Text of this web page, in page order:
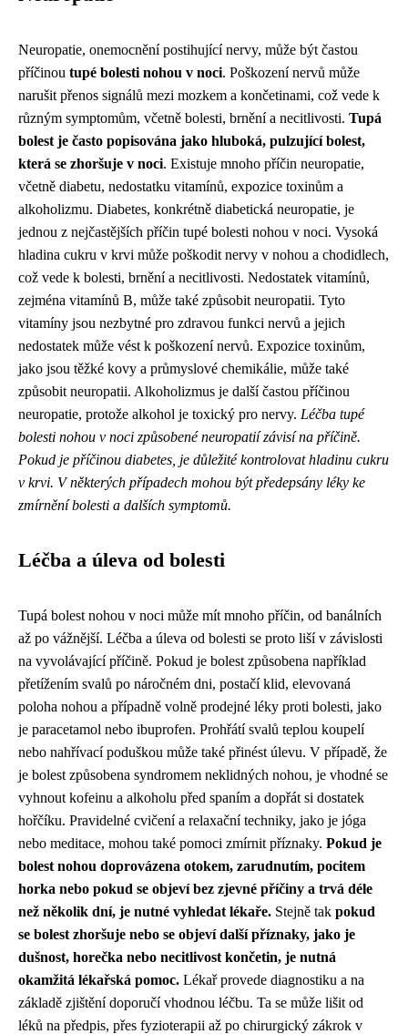
Neuropatie, onemocnění postihující nervy, může být častou
příčinou tupé bolesti nohou v noci. Poškození nervů může
narušit přenos signálů mezi mozkem a končetinami, což vede k
různým symptomům, včetně bolesti, brnění a necitlivosti. Tupá
bolest je často popisována jako hluboká, pulzující bolest,
která se zhoršuje v noci. Existuje mnoho příčin neuropatie,
včetně diabetu, nedostatku vitamínů, expozice toxinům a
alkoholizmu. Diabetes, konkrétně diabetická neuropatie, je
jednou z nejčastějších příčin tupé bolesti nohou v noci. Vysoká
hladina cukru v krvi může poškodit nervy v nohou a chodidlech,
což vede k bolesti, brnění a necitlivosti. Nedostatek vitamínů,
zejména vitamínů B, může také způsobit neuropatii. Tyto
vitamíny jsou nezbytné pro zdravou funkci nervů a jejich
nedostatek může vést k poškození nervů. Expozice toxinům,
jako jsou těžké kovy a průmyslové chemikálie, může také
způsobit neuropatii. Alkoholizmus je další častou příčinou
neuropatie, protože alkohol je toxický pro nervy. Léčba tupé
bolesti nohou v noci způsobené neuropatií závisí na příčině.
Pokud je příčinou diabetes, je důležité kontrolovat hladinu cukru
v krvi. V některých případech mohou být předepsány léky ke
zmírnění bolesti a dalších symptomů.
Léčba a úleva od bolesti
Tupá bolest nohou v noci může mít mnoho příčin, od banálních
až po vážnější. Léčba a úleva od bolesti se proto liší v závislosti
na vyvolávající příčině. Pokud je bolest způsobena například
přetížením svalů po náročném dni, postačí klid, elevovaná
poloha nohou a případně volně prodejné léky proti bolesti, jako
je paracetamol nebo ibuprofen. Prohřátí svalů teplou koupelí
nebo nahřívací poduškou může také přinést úlevu. V případě, že
je bolest způsobena syndromem neklidných nohou, je vhodné se
vyhnout kofeinu a alkoholu před spaním a dopřát si dostatek
hořčíku. Pravidelné cvičení a relaxační techniky, jako je jóga
nebo meditace, mohou také pomoci zmírnit příznaky. Pokud je
bolest nohou doprovázena otokem, zarudnutím, pocitem
horka nebo pokud se objeví bez zjevné příčiny a trvá déle
než několik dní, je nutné vyhledat lékaře. Stejně tak pokud
se bolest zhoršuje nebo se objeví další příznaky, jako je
dušnost, horečka nebo necitlivost končetin, je nutná
okamžitá lékařská pomoc. Lékař provede diagnostiku a na
základě zjištění doporučí vhodnou léčbu. Ta se může lišit od
léků na předpis, přes fyzioterapii až po chirurgický zákrok v